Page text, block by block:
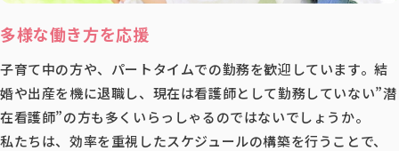
多様な働き方を応援
子育て中の方や、パートタイムでの勤務を歓迎しています。結
婚や出産を機に退職し、現在は看護師として勤務していない”潜
在看護師”の方も多くいらっしゃるのではないでしょうか。
私たちは、効率を重視したスケジュールの構築を行うことで、